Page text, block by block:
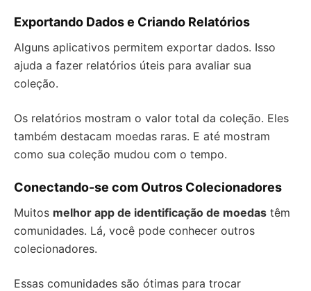
Exportando Dados e Criando Relatórios
Alguns aplicativos permitem exportar dados. Isso
ajuda a fazer relatórios úteis para avaliar sua
coleção.
Os relatórios mostram o valor total da coleção. Eles
também destacam moedas raras. E até mostram
como sua coleção mudou com o tempo.
Conectando-se com Outros Colecionadores
Muitos melhor app de identificação de moedas têm
comunidades. Lá, você pode conhecer outros
colecionadores.
Essas comunidades são ótimas para trocar